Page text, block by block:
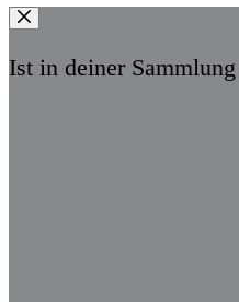
Ist in deiner